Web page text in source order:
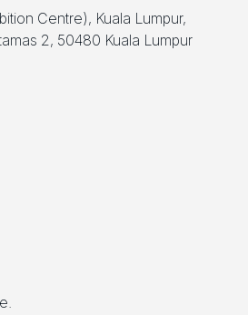
Centre), Kuala Lumpur,
2, 50480 Kuala Lumpur